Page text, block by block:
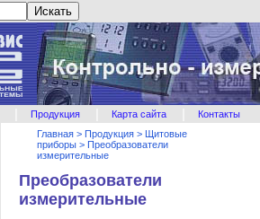
Продукция Карта сайта Контакты
Главная > Продукция > Щитовые
приборы > Преобразователи
измерительные
Преобразователи
измерительные